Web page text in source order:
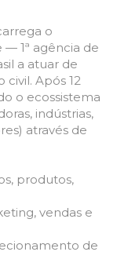
o
1ª agência de
a atuar de
civil. Após 12
o ecossistema
indústrias,
através de
produtos,
vendas e
de